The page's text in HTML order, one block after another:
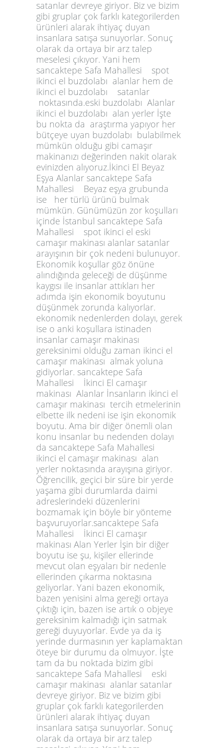
satanlar devreye giriyor. Biz ve bizim
gibi gruplar çok farklı kategorilerden
ürünleri alarak ihtiyaç duyan
insanlara satışa sunuyorlar. Sonuç
olarak da ortaya bir arz talep
meselesi çıkıyor. Yani hem
sancaktepe Safa Mahallesi spot
ikinci el buzdolabı alanlar hem de
ikinci el buzdolabı satanlar
noktasında.eski buzdolabı Alanlar
ikinci el buzdolabı alan yerler İşte
bu nokta da araştırma yapıyor her
bütçeye uyan buzdolabı bulabilmek
mümkün olduğu gibi camaşır
makinanızı değerinden nakit olarak
evinizden alıyoruz.İkinci El Beyaz
Eşya Alanlar sancaktepe Safa
Mahallesi Beyaz eşya grubunda
ise her türlü ürünü bulmak
mümkün. Günümüzün zor koşulları
içinde İstanbul sancaktepe Safa
Mahallesi spot ikinci el eski
camaşır makinası alanlar satanlar
arayışının bir çok nedeni bulunuyor.
Ekonomik koşullar göz önüne
alındığında geleceği de düşünme
kaygısı ile insanlar attıkları her
adımda işin ekonomik boyutunu
düşünmek zorunda kalıyorlar.
ekonomik nedenlerden dolayı, gerek
ise o anki koşullara istinaden
insanlar camaşır makinası
gereksinimi olduğu zaman ikinci el
camaşır makinası almak yoluna
gidiyorlar. sancaktepe Safa
Mahallesi İkinci El camaşır
makinası Alanlar İnsanların ikinci el
camaşır makinası tercih etmelerinin
elbette ilk nedeni ise işin ekonomik
boyutu. Ama bir diğer önemli olan
konu insanlar bu nedenden dolayı
da sancaktepe Safa Mahallesi
ikinci el camaşır makinası alan
yerler noktasında arayışına giriyor.
Öğrencilik, geçici bir süre bir yerde
yaşama gibi durumlarda daimi
adreslerindeki düzenlerini
bozmamak için böyle bir yönteme
başvuruyorlar.sancaktepe Safa
Mahallesi İkinci El camaşır
makinası Alan Yerler İşin bir diğer
boyutu ise şu, kişiler ellerinde
mevcut olan eşyaları bir nedenle
ellerinden çıkarma noktasına
geliyorlar. Yani bazen ekonomik,
bazen yenisini alma gereği ortaya
çıktığı için, bazen ise artık o objeye
gereksinim kalmadığı için satmak
gereği duyuyorlar. Evde ya da iş
yerinde durmasının yer kaplamaktan
öteye bir durumu da olmuyor. İşte
tam da bu noktada bizim gibi
sancaktepe Safa Mahallesi eski
camaşır makinası alanlar satanlar
devreye giriyor. Biz ve bizim gibi
gruplar çok farklı kategorilerden
ürünleri alarak ihtiyaç duyan
insanlara satışa sunuyorlar. Sonuç
olarak da ortaya bir arz talep